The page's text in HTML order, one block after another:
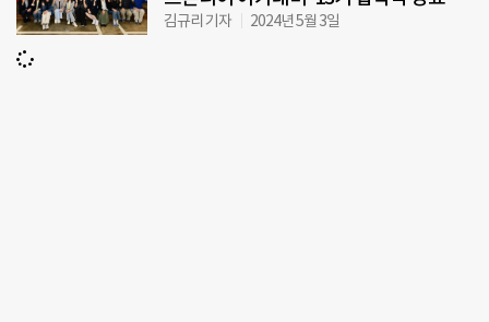
김규리 기자 2024년 5월 3일